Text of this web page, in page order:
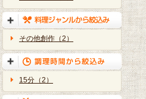
その他創作（2）
15分（2）